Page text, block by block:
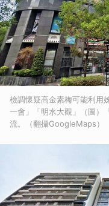
檢調懷疑高金素梅可能利用
一會」「明水大觀」（圖）
流。（翻攝GoogleMaps）